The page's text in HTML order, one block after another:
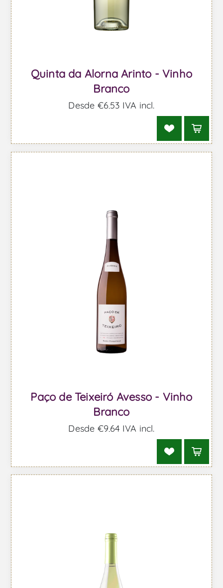
Quinta da Alorna Arinto - Vinho
Branco
Desde €6,53 IVA incl.
Paço de Teixeiró Avesso - Vinho
Branco
Desde €9,64 IVA incl.